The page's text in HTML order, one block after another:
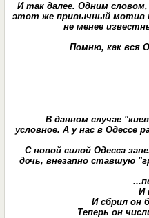
И так далее. Одним
этот же привычный мотив
не менее
Помню, как вся
В данном случае
условное. А у нас в Одессе
С новой силой Одесса
дочь, внезапно ставшую
И
И сбрил он
Теперь он